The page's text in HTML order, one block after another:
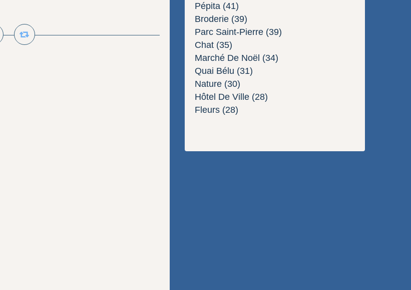
Pépita (41)
Broderie (39)
Parc Saint-Pierre (39)
Chat (35)
Marché De Noël (34)
Quai Bélu (31)
Nature (30)
Hôtel De Ville (28)
Fleurs (28)